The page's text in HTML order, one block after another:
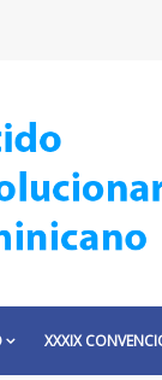
XXXIX